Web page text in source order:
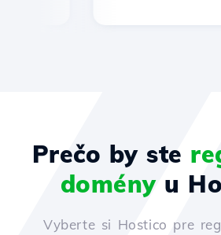
Prečo by ste
doményu
Vyberte si Hostico pre